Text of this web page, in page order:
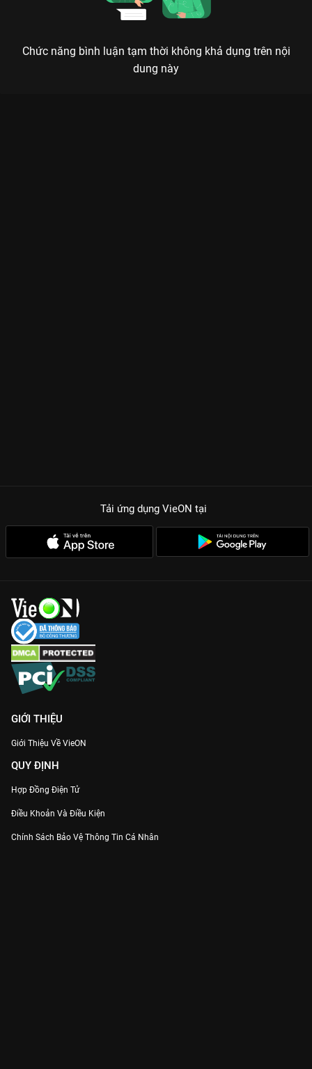
Chức năng bình luận tạm thời không khả dụng trên nội
dung này
Tải ứng dụng VieON tại
GIỚI THIỆU
Giới Thiệu Về VieON
QUY ĐỊNH
Hợp Đồng Điện Tử
Điều Khoản Và Điều Kiện
Chính Sách Bảo Vệ Thông Tin Cá Nhân